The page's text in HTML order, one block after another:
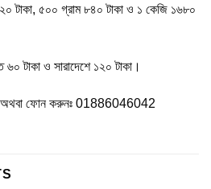
টাকা, ৫০০ গ্রাম ৮৪০ টাকা ও ১ কেজি ১৬৮০
৬০ টাকা ও সারাদেশে ১২০ টাকা।
অথবা ফোন করুনঃ 01886046042